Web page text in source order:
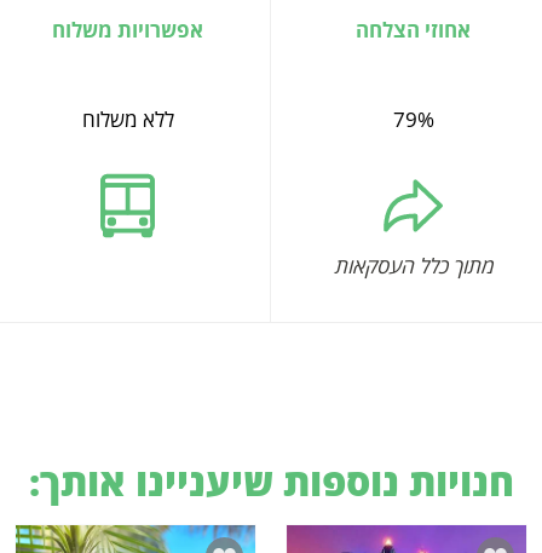
אחוזי הצלחה
79%
מתוך כלל העסקאות
אפשרויות משלוח
ללא משלוח
חנויות נוספות שיעניינו אותך: